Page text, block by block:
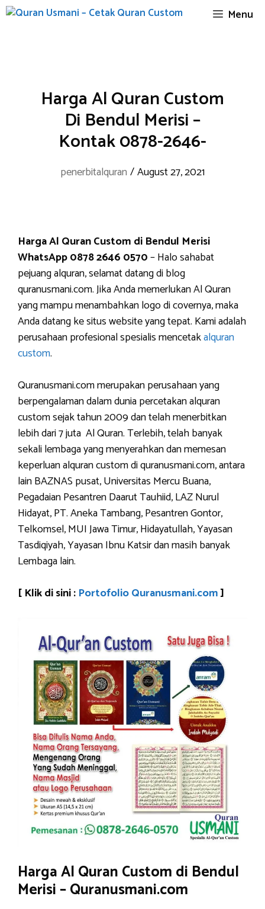
Skip
Menu
Harga Al Quran Custom
Di Bendul Merisi –
Kontak 0878-2646-
penerbitalquran /August 27, 2021
Harga Al Quran Custom di Bendul Merisi
WhatsApp 0878 2646 0570– Halo sahabat
pejuang alquran, selamat datang di blog
quranusmani.com. Jika Anda memerlukan Al Quran
yang mampu menambahkan logo di covernya, maka
Anda datang ke situs website yang tepat. Kami adalah
perusahaan profesional spesialis mencetakalquran
custom.
Quranusmani.com merupakan perusahaan yang
berpengalaman dalam dunia percetakan alquran
custom sejak tahun 2009 dan telah menerbitkan
lebih dari 7 juta Al Quran. Terlebih, telah banyak
sekali lembaga yang menyerahkan dan memesan
keperluan alquran custom di quranusmani.com, antara
lain BAZNAS pusat, Universitas Mercu Buana,
Pegadaian Pesantren Daarut Tauhiid, LAZ Nurul
Hidayat, PT. Aneka Tambang, Pesantren Gontor,
Telkomsel, MUI Jawa Timur, Hidayatullah, Yayasan
Tasdiqiyah, Yayasan Ibnu Katsir dan masih banyak
Lembaga lain.
[ Klik di sini : Portofolio Quranusmani.com]
Harga Al Quran Custom di Bendul
Merisi – Quranusmani.com